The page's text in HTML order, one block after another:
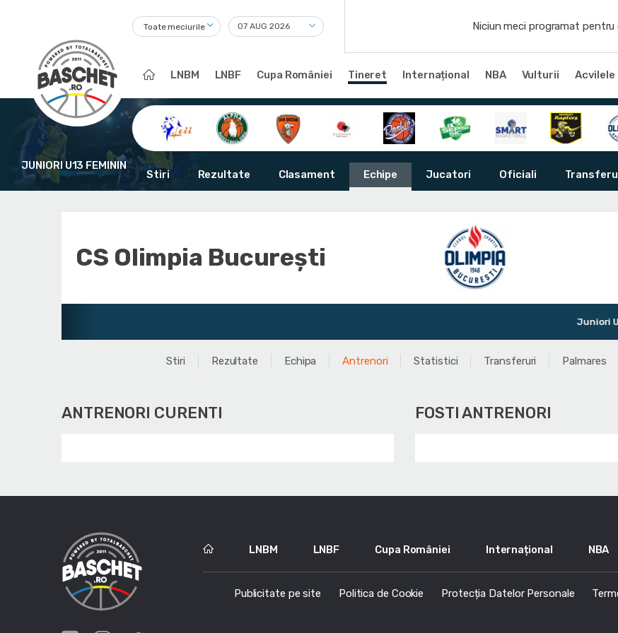
Toate meciurile Niciun meci programat
LNBM LNBF Cupa României Tineret Internațional NBA Vulturii Acvilele
JUNIORI U13 FEMININ
Stiri Rezultate Clasament Echipe Jucatori Oficiali
CS Olimpia București
Juniori U13
Stiri Rezultate Echipa Antrenori Statistici Transferuri Palmares
ANTRENORI CURENTI FOSTI ANTRENORI
LNBM LNBF Cupa României Internațional NBA
Publicitate pe site Politica de Cookie Protecția Datelor Personale